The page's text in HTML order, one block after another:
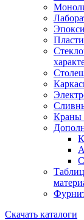
Краны
Скачать каталоги